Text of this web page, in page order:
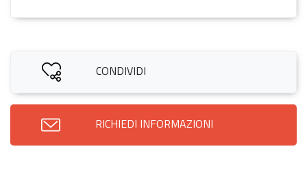
CONDIVIDI
RICHIEDI INFORMAZIONI